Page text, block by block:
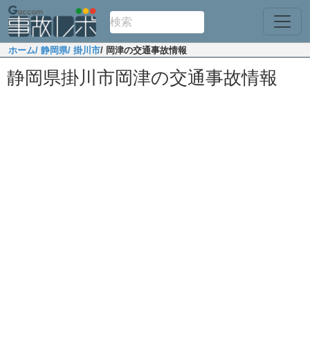
ホーム/ 静岡県/ 掛川市/ 岡津の交通事故情報
静岡県掛川市岡津の交通事故情報